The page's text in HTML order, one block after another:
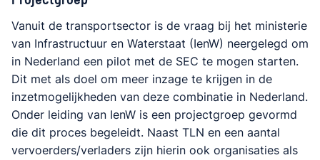
Vanuit de transportsector is de vraag bij het ministerie
van Infrastructuur en Waterstaat (IenW) neergelegd om
in Nederland een pilot met de SEC te mogen starten.
Dit met als doel om meer inzage te krijgen in de
inzetmogelijkheden van deze combinatie in Nederland.
Onder leiding van IenW is een projectgroep gevormd
die dit proces begeleidt. Naast TLN en een aantal
vervoerders/verladers zijn hierin ook organisaties als